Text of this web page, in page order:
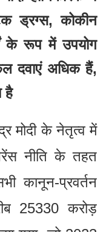
ड्रग्स, कोकीन
के रूप में उपयोग
दवाएं अधिक हैं,
है
मोदी के नेतृत्व में
नीति के तहत
कानून-प्रवर्तन
25330 करोड़